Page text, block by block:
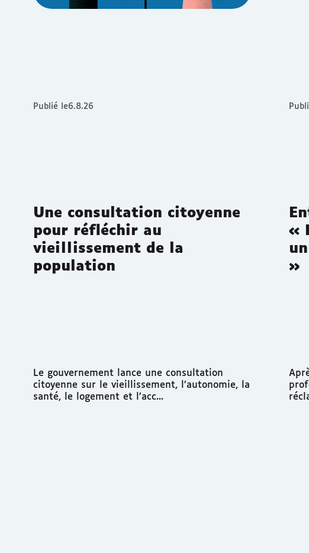
Publié le6.8.26
Une consultation citoyenne
pour réfléchir au
vieillissement de la
population
Le gouvernement lance une consultation
citoyenne sur le vieillissement, l’autonomie, la
santé, le logement et l’acc...
«
»